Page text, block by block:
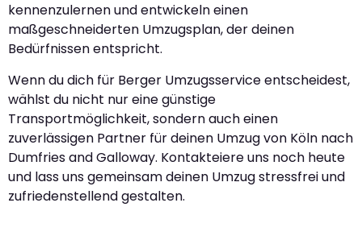
kennenzulernen und entwickeln einen
maßgeschneiderten Umzugsplan, der deinen
Bedürfnissen entspricht.
Wenn du dich für Berger Umzugsservice entscheidest,
wählst du nicht nur eine günstige
Transportmöglichkeit, sondern auch einen
zuverlässigen Partner für deinen Umzug von Köln nach
Dumfries and Galloway. Kontakteiere uns noch heute
und lass uns gemeinsam deinen Umzug stressfrei und
zufriedenstellend gestalten.